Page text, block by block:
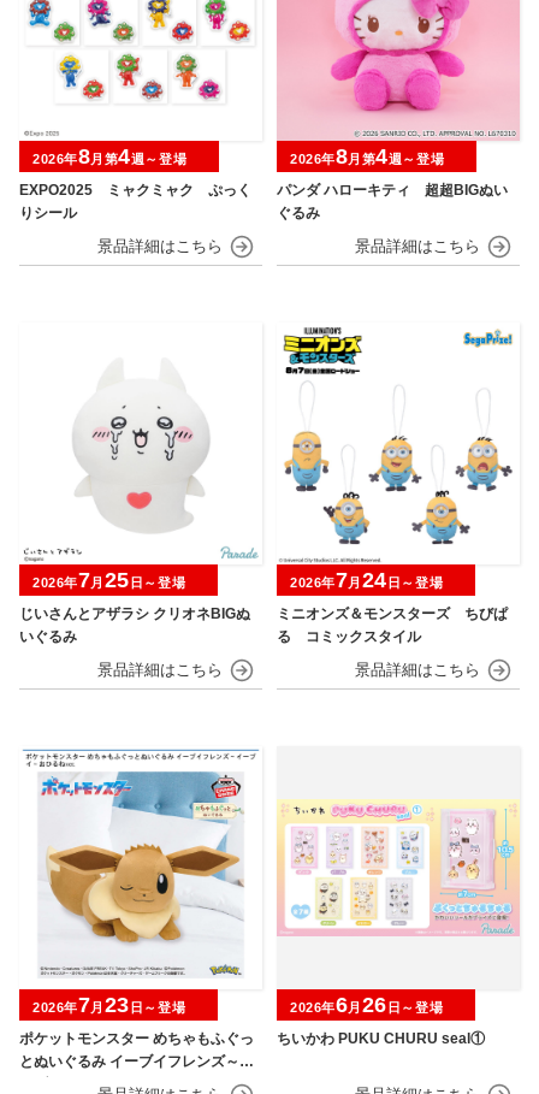
EXPO2025 ミャクミャク ぷっく
りシール
2026年8月第4週～登場
パンダ ハローキティ 超超BIGぬい
ぐるみ
2026年8月第4週～登場
じいさんとアザラシ クリオネBIGぬ
いぐるみ
2026年7月 25 日～登場
ミニオンズ＆モンスターズ ちびぱ
る コミックスタイル
2026年7月 24 日～登場
ポケットモンスター めちゃもふぐっ
とぬいぐるみ イーブイフレンズ～イ
ーブイ～おひるねver.
2026年7月 23 日～登場
ちいかわ PUKU CHURU seal①
2026年6月 26 日～登場